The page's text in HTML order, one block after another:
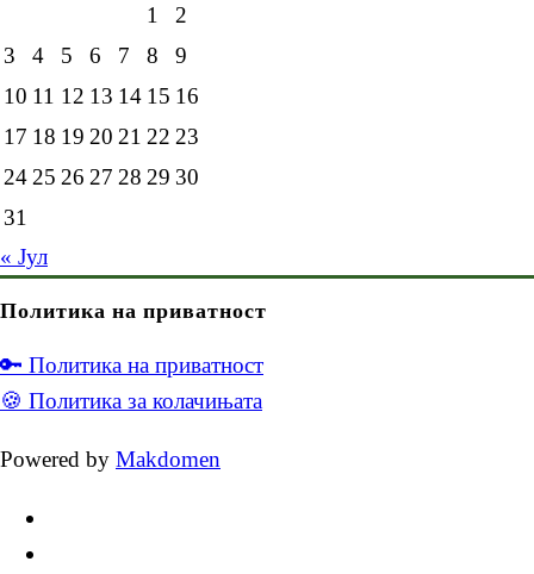
1
2
3
4 5 6 7 8
9
10 11 12 13 14 15 16
17 18 19 20 21 22 23
24 25 26 27 28 29 30
31
« Јул
Политика на приватност
🔑 Политика на приватност
🍪 Политика за колачињата
Powered by Makdomen